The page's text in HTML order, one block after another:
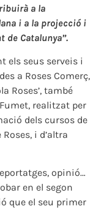
a la
i a la projecció i
de Catalunya”.
els seus serveis i
a Roses Comerç,
Roses’, també
realitzat per
dels cursos de
i d’altra
opinió…
en el segon
que el seu primer